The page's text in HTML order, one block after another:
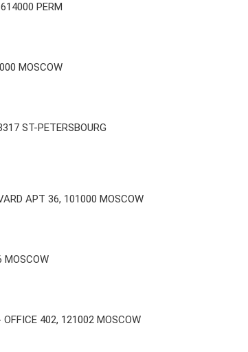
PERM
MOSCOW
ST-PETERSBOURG
APT 36, 101000 MOSCOW
MOSCOW
402, 121002 MOSCOW